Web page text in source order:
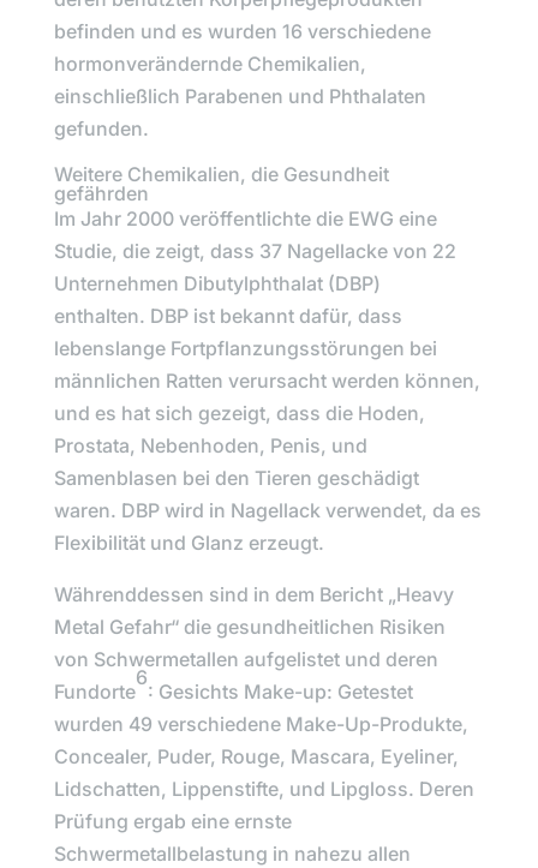
befinden und es wurden 16 verschiedene
hormonverändernde Chemikalien,
einschließlich Parabenen und Phthalaten
gefunden.
Weitere Chemikalien, die Gesundheit
gefährden
Im Jahr 2000 veröffentlichte die EWG eine
Studie, die zeigt, dass 37 Nagellacke von 22
Unternehmen Dibutylphthalat (DBP)
enthalten. DBP ist bekannt dafür, dass
lebenslange Fortpflanzungsstörungen bei
männlichen Ratten verursacht werden können,
und es hat sich gezeigt, dass die Hoden,
Prostata, Nebenhoden, Penis, und
Samenblasen bei den Tieren geschädigt
waren. DBP wird in Nagellack verwendet, da es
Flexibilität und Glanz erzeugt.
Währenddessen sind in dem Bericht „Heavy
Metal Gefahr“ die gesundheitlichen Risiken
von Schwermetallen aufgelistet und deren
Fundorte
6
: Gesichts Make-up: Getestet
wurden 49 verschiedene Make-Up-Produkte,
Concealer, Puder, Rouge, Mascara, Eyeliner,
Lidschatten, Lippenstifte, und Lipgloss. Deren
Prüfung ergab eine ernste
Schwermetallbelastung in nahezu allen